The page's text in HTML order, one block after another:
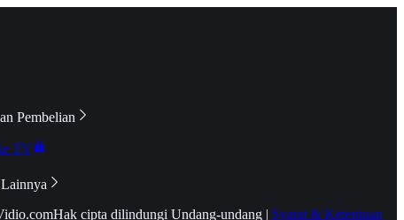
Pembelian
TV
Hak cipta dilindungi Undang-undang | Syarat & Ketentuan